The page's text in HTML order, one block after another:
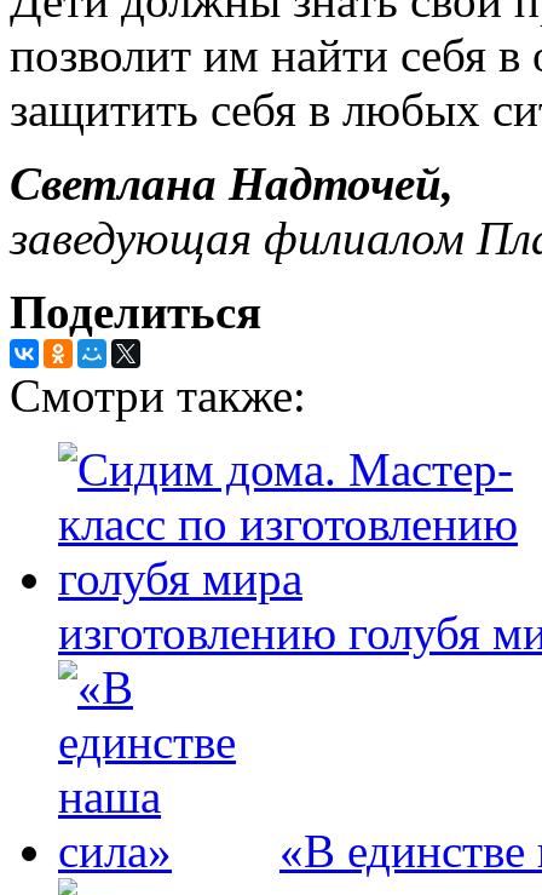
позволит им найти себя
защитить себя в любых
Светлана Надточей,
заведующая филиалом
Поделиться
Смотри также:
изготовлению голубя
«В